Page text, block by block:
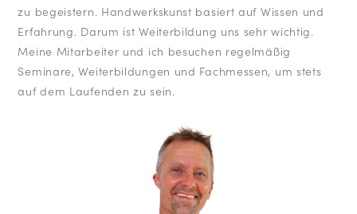
zu begeistern. Handwerkskunst basiert auf Wissen und
Erfahrung. Darum ist Weiterbildung uns sehr wichtig.
Meine Mitarbeiter und ich besuchen regelmäßig
Seminare, Weiterbildungen und Fachmessen, um stets
auf dem Laufenden zu sein.